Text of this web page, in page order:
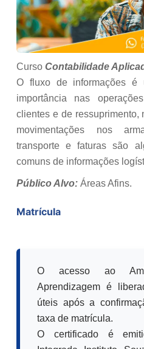
CursoContabilidade
O fluxo de informações é
importância nas
clientes e de ressuprimento,
movimentações nos
transporte e faturas são
comuns de informações
Público Alvo: Áreas Afins.
Matrícula
O acesso ao
Aprendizagem é
úteis após a
taxa de matrícula.
O certificado é